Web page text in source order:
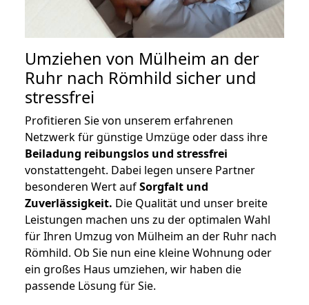
Umziehen von Mülheim an der
Ruhr nach Römhild sicher und
stressfrei
Profitieren Sie von unserem erfahrenen
Netzwerk für günstige Umzüge oder dass ihre
Beiladung reibungslos und stressfrei
vonstattengeht. Dabei legen unsere Partner
besonderen Wert aufSorgfalt und
Zuverlässigkeit. Die Qualität und unser breite
Leistungen machen uns zu der optimalen Wahl
für Ihren Umzug von Mülheim an der Ruhr nach
Römhild. Ob Sie nun eine kleine Wohnung oder
ein großes Haus umziehen, wir haben die
passende Lösung für Sie.